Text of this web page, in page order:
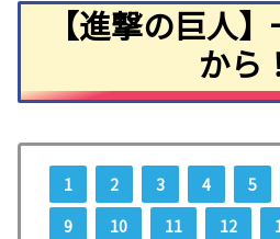
【進撃の巨人
から
1 2 3 4 5
9
10 11 12